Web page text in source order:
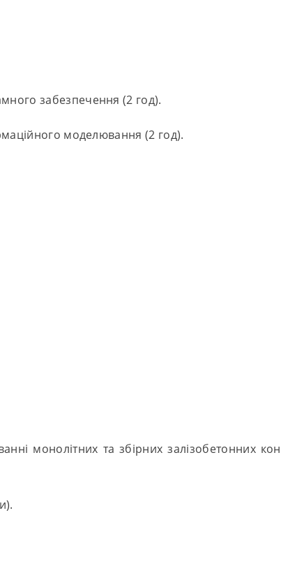
забезпечення (2 год).
моделювання (2 год).
монолітних та збірних залізобетонних